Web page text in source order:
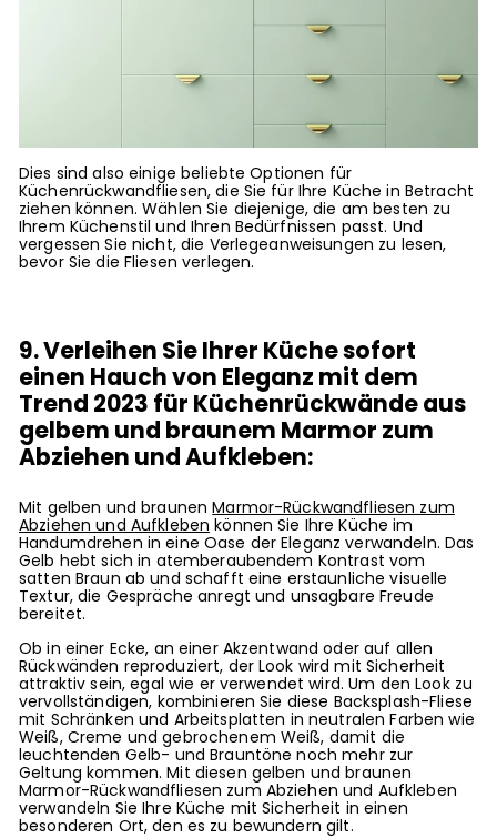
Dies sind also einige beliebte Optionen für
Küchenrückwandfliesen, die Sie für Ihre Küche in Betracht
ziehen können. Wählen Sie diejenige, die am besten zu
Ihrem Küchenstil und Ihren Bedürfnissen passt. Und
vergessen Sie nicht, die Verlegeanweisungen zu lesen,
bevor Sie die Fliesen verlegen.
9. Verleihen Sie Ihrer Küche sofort
einen Hauch von Eleganz mit dem
Trend 2023 für Küchenrückwände aus
gelbem und braunem Marmor zum
Abziehen und Aufkleben:
Mit gelben und braunenMarmor-Rückwandfliesen zum
Abziehen und Aufkleben können Sie Ihre Küche im
Handumdrehen in eine Oase der Eleganz verwandeln. Das
Gelb hebt sich in atemberaubendem Kontrast vom
satten Braun ab und schafft eine erstaunliche visuelle
Textur, die Gespräche anregt und unsagbare Freude
bereitet.
Ob in einer Ecke, an einer Akzentwand oder auf allen
Rückwänden reproduziert, der Look wird mit Sicherheit
attraktiv sein, egal wie er verwendet wird. Um den Look zu
vervollständigen, kombinieren Sie diese Backsplash-Fliese
mit Schränken und Arbeitsplatten in neutralen Farben wie
Weiß, Creme und gebrochenem Weiß, damit die
leuchtenden Gelb- und Brauntöne noch mehr zur
Geltung kommen. Mit diesen gelben und braunen
Marmor-Rückwandfliesen zum Abziehen und Aufkleben
verwandeln Sie Ihre Küche mit Sicherheit in einen
besonderen Ort, den es zu bewundern gilt.